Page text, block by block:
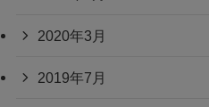
2020年3月
2019年7月